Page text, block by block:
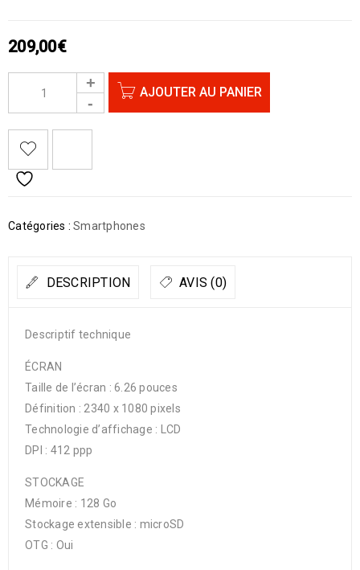
209,00€
AJOUTER AU PANIER
Catégories : Smartphones
DESCRIPTION AVIS (0)
Descriptif technique
ÉCRAN
Taille de l’écran : 6.26 pouces
Définition : 2340 x 1080 pixels
Technologie d’affichage : LCD
DPI : 412 ppp
STOCKAGE
Mémoire : 128 Go
Stockage extensible : microSD
OTG : Oui